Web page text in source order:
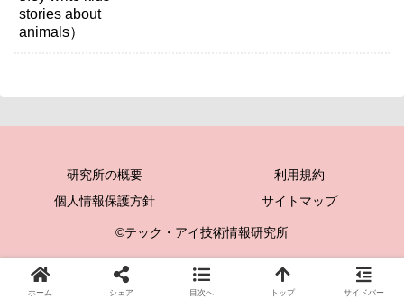
研究所の概要
利用規約
個人情報保護方針
サイトマップ
©テック・アイ技術情報研究所
ホーム シェア 目次へ トップ サイドバー